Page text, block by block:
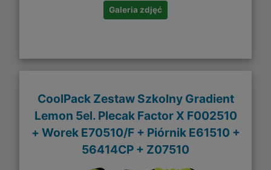
Galeria zdjęć
CoolPack Zestaw Szkolny Gradient
Lemon 5el. Plecak Factor X F002510
+ Worek E70510/F + Piórnik E61510 +
56414CP + Z07510